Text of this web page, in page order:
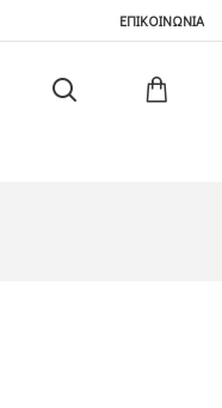
ΕΠΙΚΟΙΝΩΝΙΑ